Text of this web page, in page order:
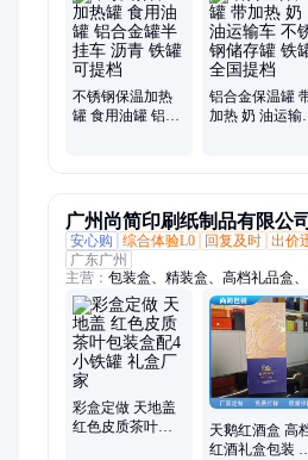
低板花篮半挂车、对开门花篮半挂车
17.5米大板半挂车、水泥罐车、牵引车
不锈钢保温加热
罐 食用油罐 铝合
铝合金保温罐
加热 奶 油运输
广州尚简印刷纸制品有限公司
安心购
综合体验L0 回复及时 出价
广东广州
主营： 包装盒、精装盒、高档礼品盒
保健品包装盒、茶叶包装盒、抽屉盒
报、不干胶标签、画册定制、宣传单
彩盒定做 天地盖
红色皮质茶叶包
天鹅红酒盒 高
红酒礼盒包装